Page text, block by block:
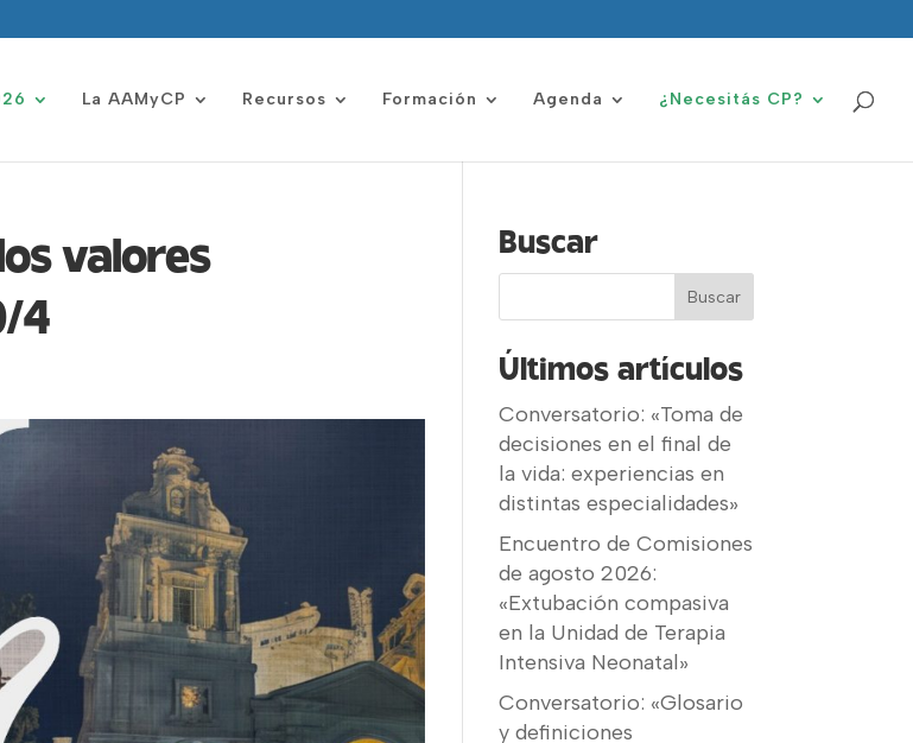
La AAMyCP Recursos Formación Agenda ¿Necesitás CP?
valores
4
Buscar
Últimos artículos
Conversatorio: «Toma de
decisiones en el final de
la vida: experiencias en
distintas especialidades»
Encuentro de Comisiones
de agosto 2026:
«Extubación compasiva
en la Unidad de Terapia
Intensiva Neonatal»
Conversatorio: «Glosario
y definiciones